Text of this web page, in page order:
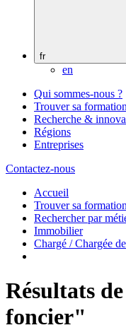
fr
en
Qui sommes-nous ?
Trouver sa formation
Recherche &
Régions
Entreprises
Contactez-nous
Accueil
Trouver sa formation
Rechercher par
Immobilier
Chargé / Chargée
Résultats
foncier"